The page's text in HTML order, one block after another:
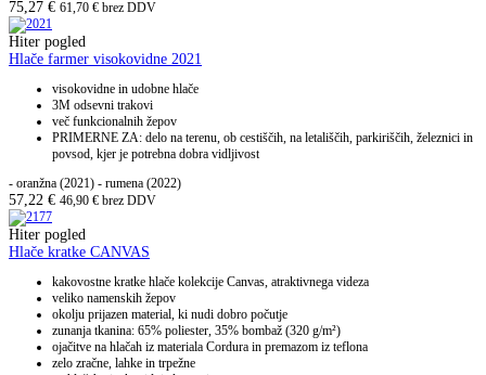
75,27 € 61,70 € brez DDV
Hiter pogled
Hlače farmer visokovidne 2021
visokovidne in udobne hlače
3M odsevni trakovi
več funkcionalnih žepov
PRIMERNE ZA: delo na terenu, ob cestiščih, na letališčih, parkiriščih, železnici in
povsod, kjer je potrebna dobra vidljivost
- oranžna (2021) - rumena (2022)
57,22 € 46,90 € brez DDV
Hiter pogled
Hlače kratke CANVAS
kakovostne kratke hlače kolekcije Canvas, atraktivnega videza
veliko namenskih žepov
okolju prijazen material, ki nudi dobro počutje
zunanja tkanina: 65% poliester, 35% bombaž (320 g/m²)
ojačitve na hlačah iz materiala Cordura in premazom iz teflona
zelo zračne, lahke in trpežne